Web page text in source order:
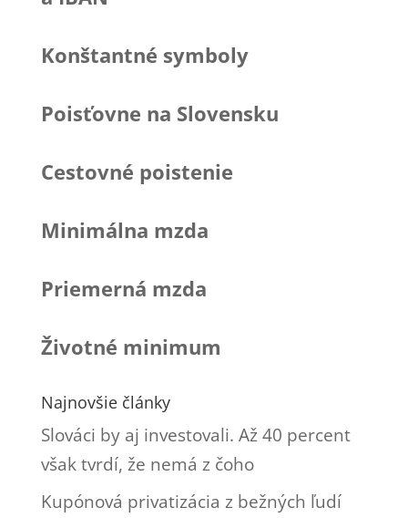
Konštantné symboly
Poisťovne na Slovensku
Cestovné poistenie
Minimálna mzda
Priemerná mzda
Životné minimum
Najnovšie články
Slováci by aj investovali. Až 40 percent
však tvrdí, že nemá z čoho
Kupónová privatizácia z bežných ľudí